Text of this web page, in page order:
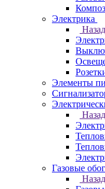
Электрика
Назад
Элементы
Назад
Газовые
Назад